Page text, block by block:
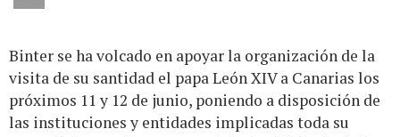
Binter se ha volcado en apoyar la organización de la
visita de su santidad el papa León XIV a Canarias los
próximos 11 y 12 de junio, poniendo a disposición de
las instituciones y entidades implicadas toda su